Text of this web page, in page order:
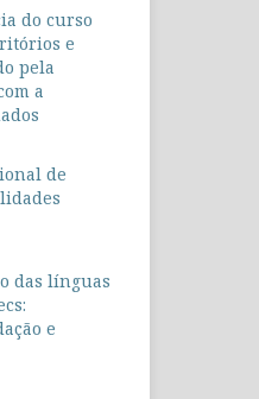
do curso
e
pela
a
de
das línguas
e